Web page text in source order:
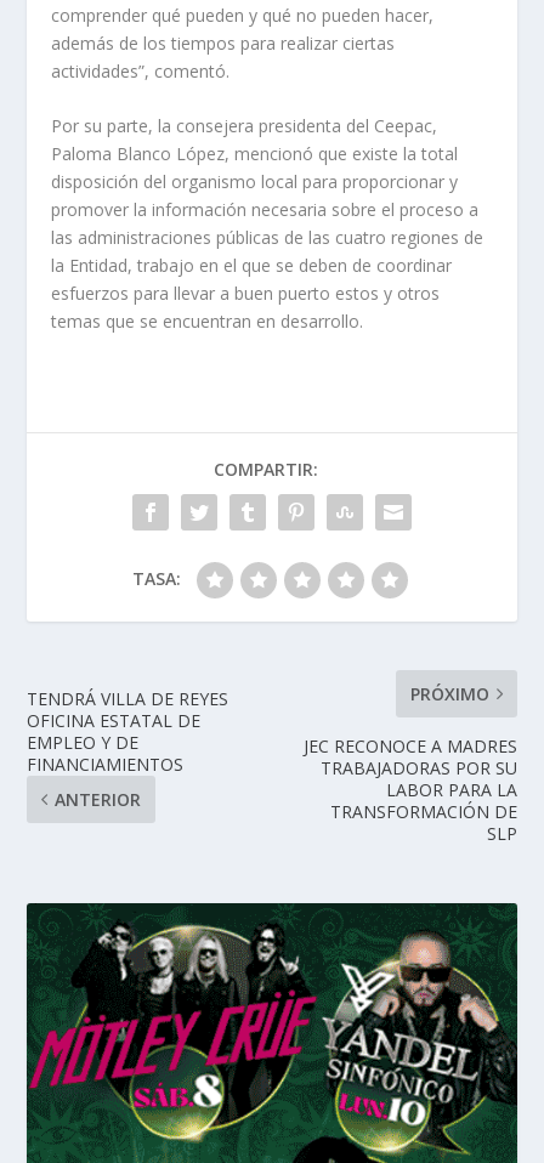
comprender qué pueden y qué no pueden hacer,
además de los tiempos para realizar ciertas
actividades”, comentó.
Por su parte, la consejera presidenta del Ceepac,
Paloma Blanco López, mencionó que existe la total
disposición del organismo local para proporcionar y
promover la información necesaria sobre el proceso a
las administraciones públicas de las cuatro regiones de
la Entidad, trabajo en el que se deben de coordinar
esfuerzos para llevar a buen puerto estos y otros
temas que se encuentran en desarrollo.
COMPARTIR:
TASA:
TENDRÁ VILLA DE REYES
OFICINA ESTATAL DE
EMPLEO Y DE
FINANCIAMIENTOS
ANTERIOR
PRÓXIMO
JEC RECONOCE A MADRES
TRABAJADORAS POR SU
LABOR PARA LA
TRANSFORMACIÓN DE
SLP